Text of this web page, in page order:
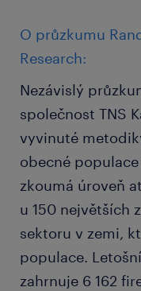
O průzkumu
Research:
Nezávislý
společnost TNS
vyvinuté
obecné
zkoumá úroveň
u 150 největších
sektoru v zemi,
populace.
zahrnuje 6 162